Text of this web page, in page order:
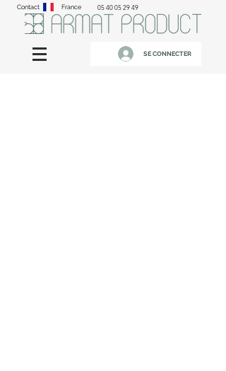
Contact France 05 40 05 29 49
SE CONNECTER